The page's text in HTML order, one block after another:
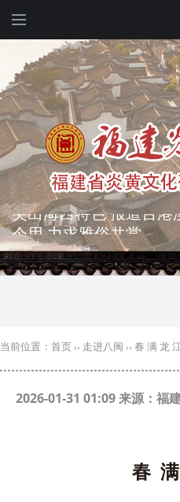
弘扬优秀文化 振奋民族
瑰宝 宣传中华精英
突出海西特色 报道台港
当前位置： 首页 ›› 走进八闽 ›› 春 满 龙
2026-01-31 01:09 来源：福
春 满